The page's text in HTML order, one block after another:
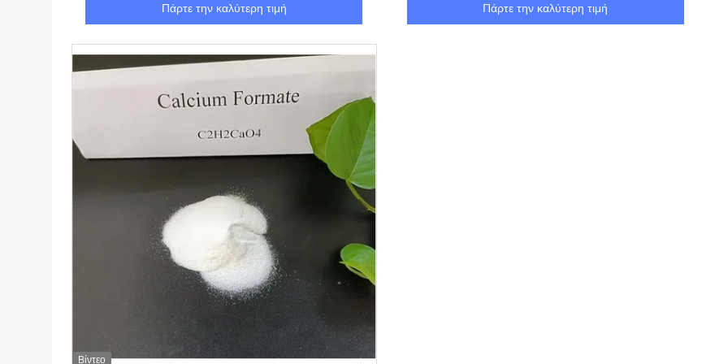
Πάρτε την καλύτερη τιμή Πάρτε την καλύτερη τιμή
Βίντεο